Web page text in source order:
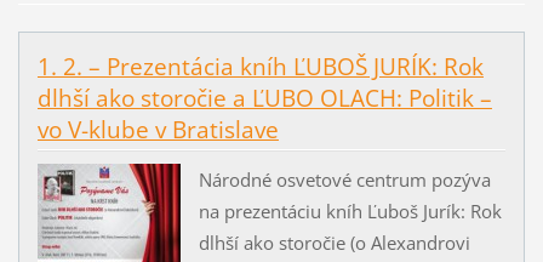
1. 2. – Prezentácia kníh ĽUBOŠ JURÍK: Rok
dlhší ako storočie a ĽUBO OLACH: Politik –
vo V-klube v Bratislave
Národné osvetové centrum pozýva
na prezentáciu kníh Ľuboš Jurík: Rok
dlhší ako storočie (o Alexandrovi